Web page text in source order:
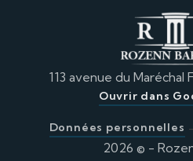
113 avenue du Maréchal
Ouvrir dans
Données personnelles -
2026 © -